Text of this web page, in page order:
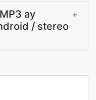
ay
/ stereo
+